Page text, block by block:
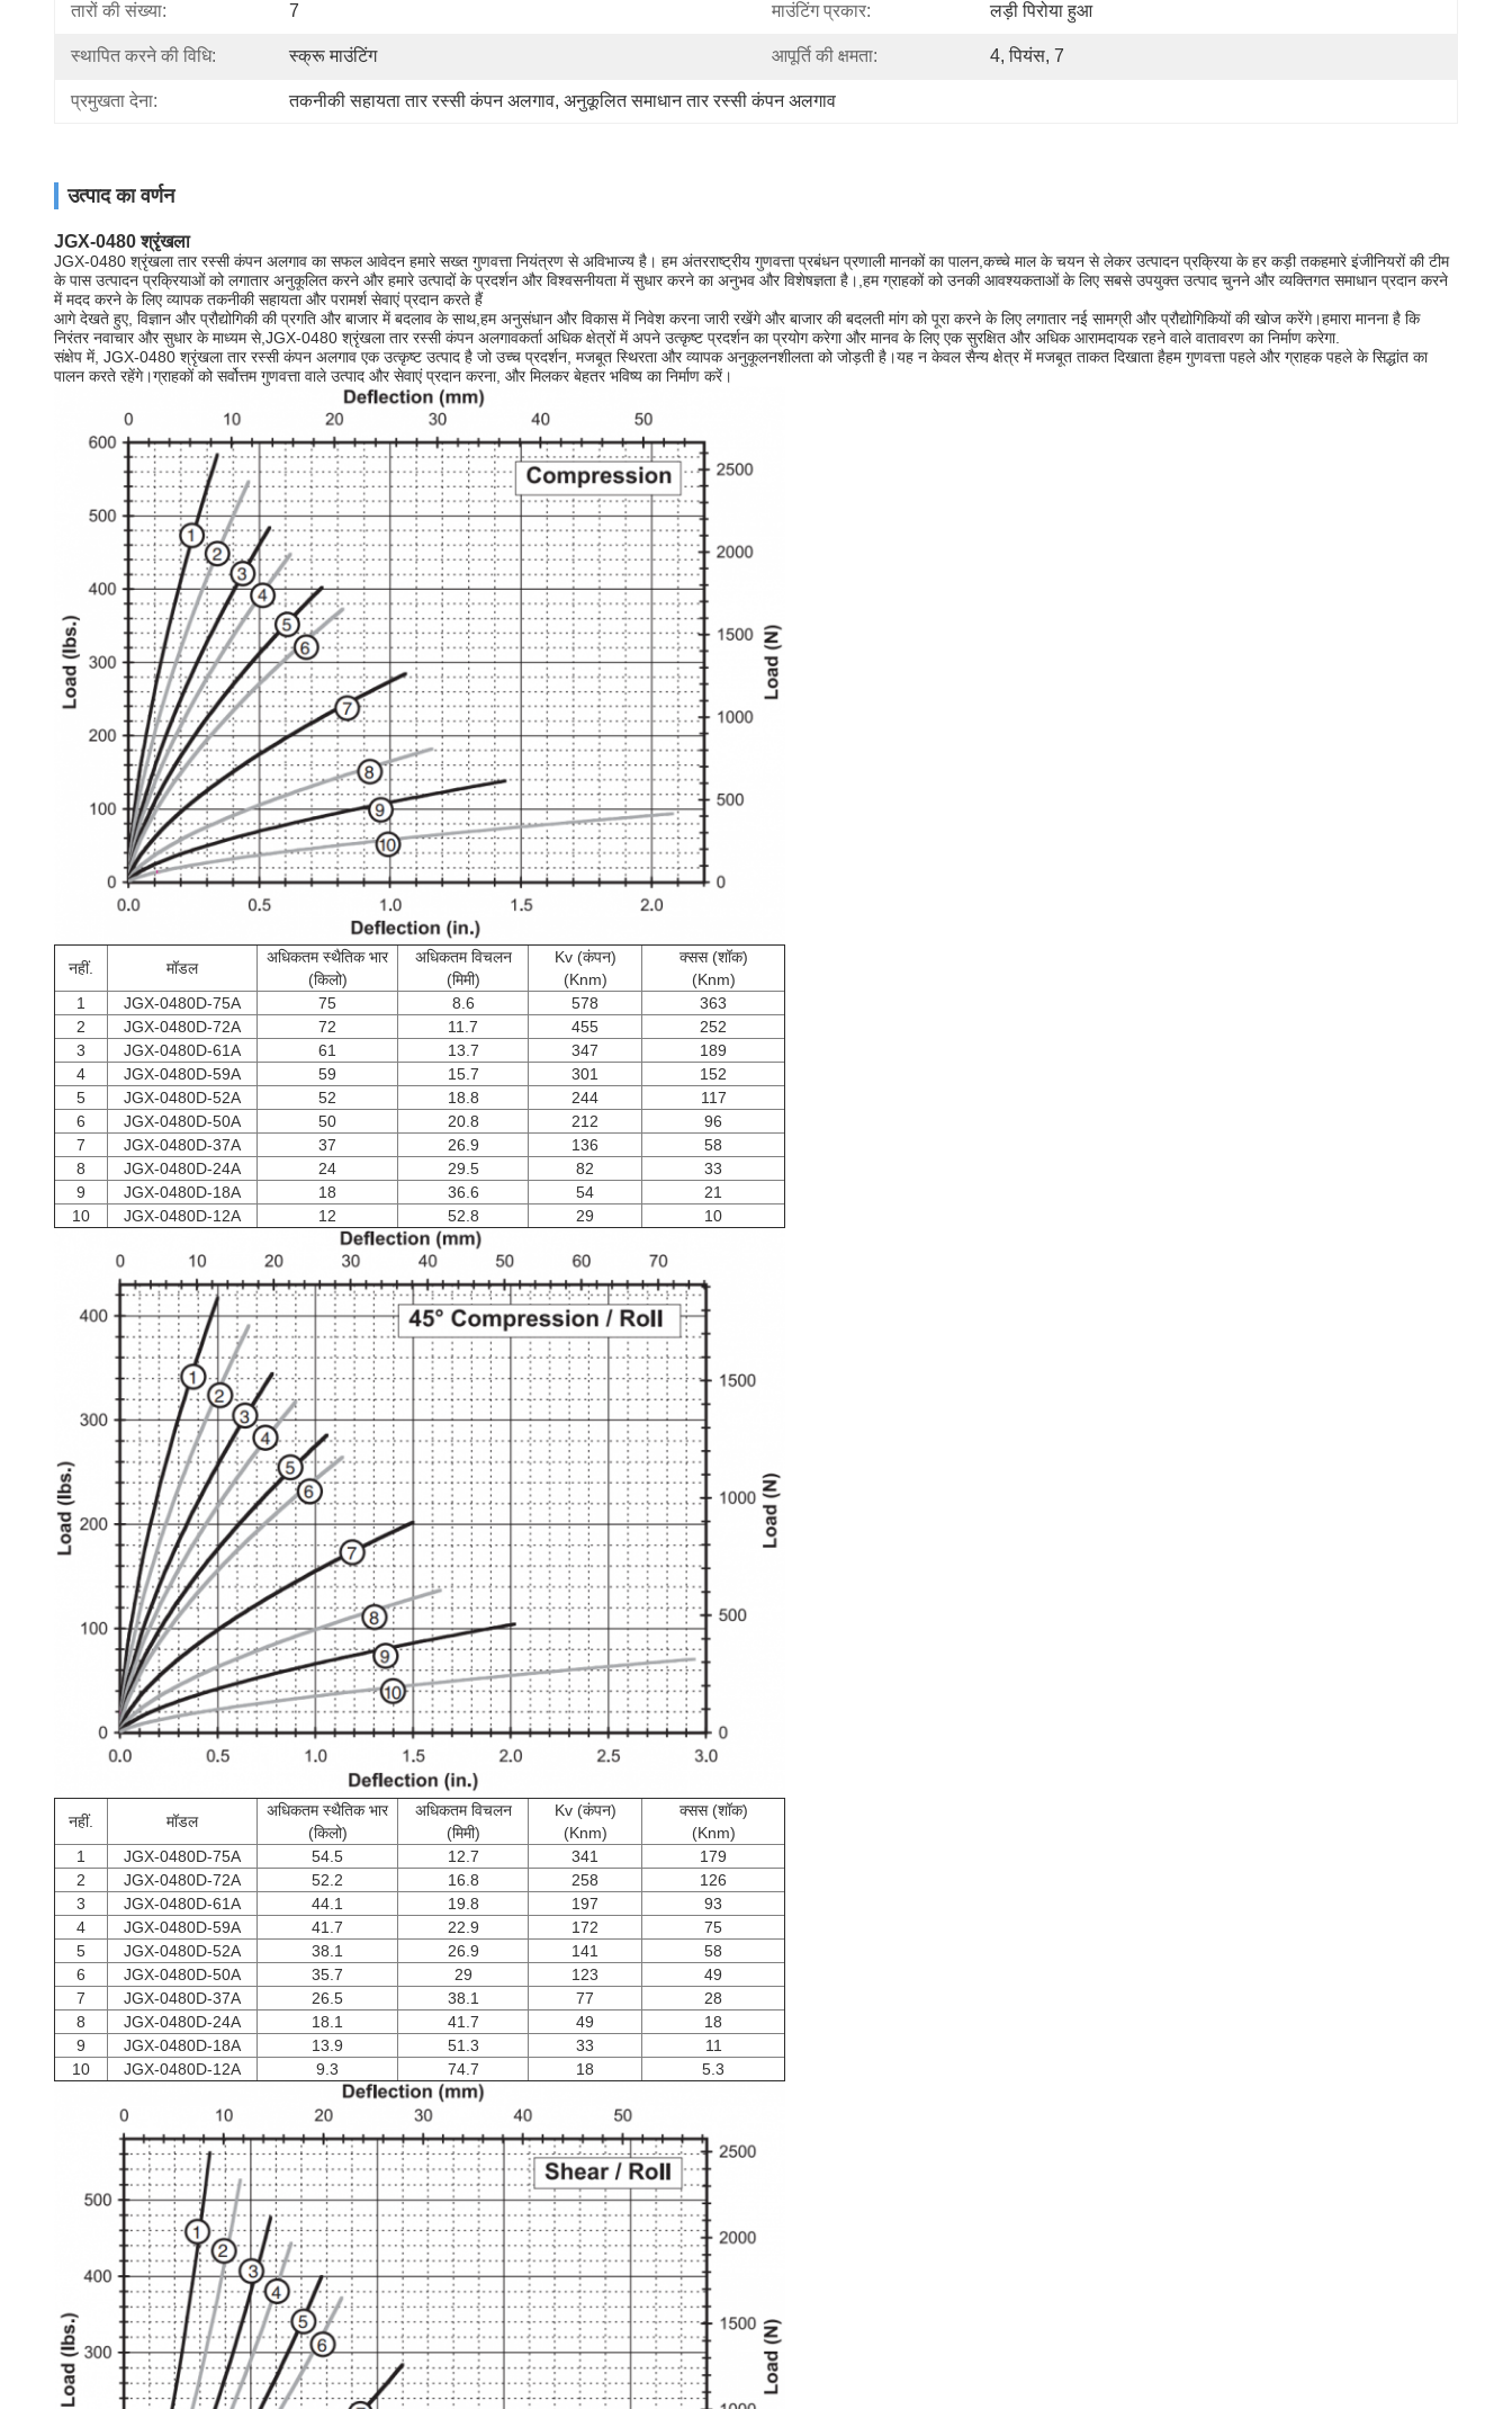
तारों की संख्या: 7 माउंटिंग प्रकार: लड़ी पिरोया हुआ
स्थापित करने की विधि: स्क्रू माउंटिंग आपूर्ति की क्षमता: 4, पियंस, 7
प्रमुखता देना: तकनीकी सहायता तार रस्सी कंपन अलगाव, अनुकूलित समाधान तार रस्सी कंपन अलगाव
उत्पाद का वर्णन
JGX-0480 श्रृंखला
JGX-0480 श्रृंखला तार रस्सी कंपन अलगाव का सफल आवेदन हमारे सख्त गुणवत्ता नियंत्रण से अविभाज्य है। हम अंतरराष्ट्रीय गुणवत्ता प्रबंधन प्रणाली मानकों का पालन,कच्चे माल के चयन से लेकर उत्पादन प्रक्रिया के हर कड़ी तकहमारे इंजीनियरों की टीम
के पास उत्पादन प्रक्रियाओं को लगातार अनुकूलित करने और हमारे उत्पादों के प्रदर्शन और विश्वसनीयता में सुधार करने का अनुभव और विशेषज्ञता है।,हम ग्राहकों को उनकी आवश्यकताओं के लिए सबसे उपयुक्त उत्पाद चुनने और व्यक्तिगत समाधान प्रदान करने
में मदद करने के लिए व्यापक तकनीकी सहायता और परामर्श सेवाएं प्रदान करते हैं
आगे देखते हुए, विज्ञान और प्रौद्योगिकी की प्रगति और बाजार में बदलाव के साथ,हम अनुसंधान और विकास में निवेश करना जारी रखेंगे और बाजार की बदलती मांग को पूरा करने के लिए लगातार नई सामग्री और प्रौद्योगिकियों की खोज करेंगे।हमारा मानना है कि
निरंतर नवाचार और सुधार के माध्यम से,JGX-0480 श्रृंखला तार रस्सी कंपन अलगावकर्ता अधिक क्षेत्रों में अपने उत्कृष्ट प्रदर्शन का प्रयोग करेगा और मानव के लिए एक सुरक्षित और अधिक आरामदायक रहने वाले वातावरण का निर्माण करेगा.
संक्षेप में, JGX-0480 श्रृंखला तार रस्सी कंपन अलगाव एक उत्कृष्ट उत्पाद है जो उच्च प्रदर्शन, मजबूत स्थिरता और व्यापक अनुकूलनशीलता को जोड़ती है।यह न केवल सैन्य क्षेत्र में मजबूत ताकत दिखाता हैहम गुणवत्ता पहले और ग्राहक पहले के सिद्धांत का
पालन करते रहेंगे।ग्राहकों को सर्वोत्तम गुणवत्ता वाले उत्पाद और सेवाएं प्रदान करना, और मिलकर बेहतर भविष्य का निर्माण करें।
नहीं. मॉडल
अधिकतम स्थैतिक भार
(किलो)
अधिकतम विचलन
(मिमी)
Kv (कंपन)
(Knm)
क्सस (शॉक)
(Knm)
1
JGX-0480D-75A 75 8.6 578
363
2
JGX-0480D-72A 72 11.7 455
252
3
JGX-0480D-61A 61 13.7 347
189
4
JGX-0480D-59A 59 15.7 301
152
5
JGX-0480D-52A 52 18.8 244
117
6
JGX-0480D-50A 50 20.8 212
96
7
JGX-0480D-37A 37 26.9 136
58
8
JGX-0480D-24A 24 29.5 82
33
9
JGX-0480D-18A 18 36.6 54
21
10
JGX-0480D-12A 12 52.8 29 10
नहीं. मॉडल
अधिकतम स्थैतिक भार
(किलो)
अधिकतम विचलन
(मिमी)
Kv (कंपन)
(Knm)
क्सस (शॉक)
(Knm)
1
JGX-0480D-75A 54.5 12.7 341
179
2
JGX-0480D-72A 52.2 16.8 258
126
3
JGX-0480D-61A 44.1 19.8 197
93
4
JGX-0480D-59A 41.7 22.9 172
75
5
JGX-0480D-52A 38.1 26.9 141
58
6
JGX-0480D-50A 35.7 29 123
49
7
JGX-0480D-37A 26.5 38.1 77
28
8
JGX-0480D-24A 18.1 41.7 49
18
9
JGX-0480D-18A 13.9 51.3 33
11
10
JGX-0480D-12A 9.3 74.7 18 5.3